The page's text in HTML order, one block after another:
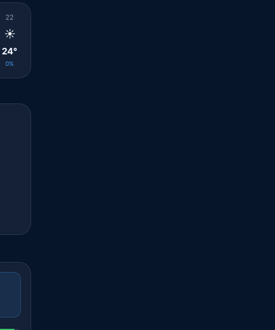
22
☀️
24°
0%